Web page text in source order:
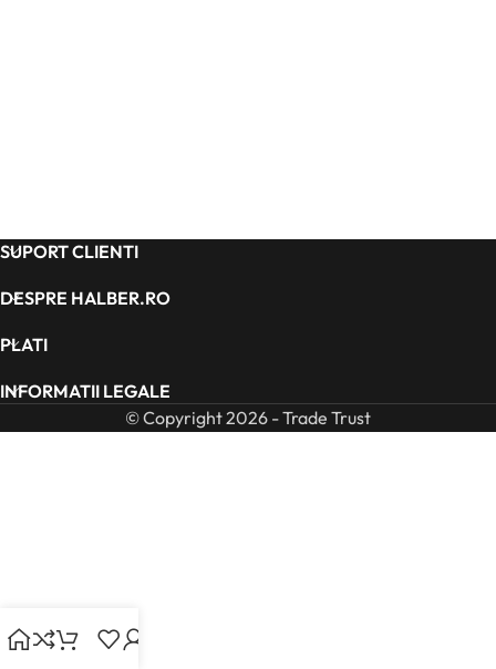
SUPORT CLIENTI
DESPRE HALBER.RO
PLATI
INFORMATII LEGALE
© Copyright 2026 - Trade Trust